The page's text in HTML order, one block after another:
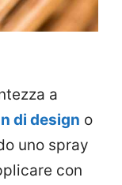
a
di design o
uno spray
con